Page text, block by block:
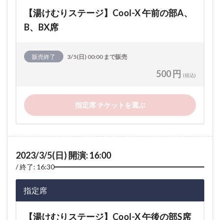
【湯けむりステージ】Cool-X 午前の部A、
B、BX席
販売終了 3/5(日) 00:00 まで販売
500 円 (税込)
指定席 チケットを選ぶ
2023/3/5(日) 開演: 16:00
終了: 16:30
指定席
【湯けむりステージ】Cool-X 午後の部S席